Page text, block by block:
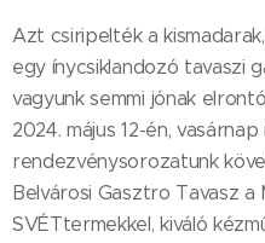
Azt csiripelték a
egy ínycsiklandozó tavaszi
vagyunk semmi jónak
2024. május 12-én,
rendezvénysorozatunk
Belvárosi Gasztro Tavasz a
SVÉTtermekkel, kiváló